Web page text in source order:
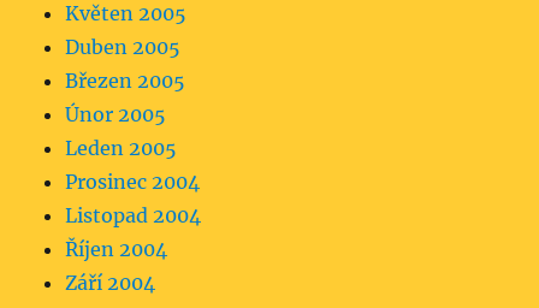
Květen 2005
Duben 2005
Březen 2005
Únor 2005
Leden 2005
Prosinec 2004
Listopad 2004
Říjen 2004
Září 2004